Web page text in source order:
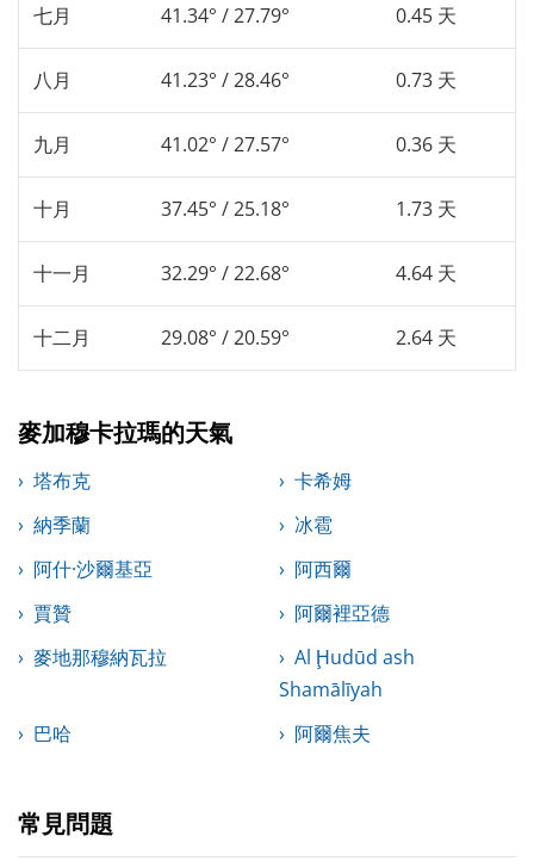
七月 41.34° / 27.79° 0.45 天
八月 41.23° / 28.46° 0.73 天
九月 41.02° / 27.57° 0.36 天
十月 37.45° / 25.18° 1.73 天
十一月 32.29° / 22.68° 4.64 天
十二月 29.08° / 20.59° 2.64 天
麥加穆卡拉瑪的天氣
塔布克
卡希姆
納季蘭
冰雹
阿什·沙爾基亞
阿西爾
賈贊
阿爾裡亞德
麥地那穆納瓦拉
Al Ḩudūd ash
Shamālīyah
巴哈
阿爾焦夫
常見問題